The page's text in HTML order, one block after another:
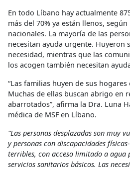
En todo Líbano hay actualmente
más del 70% ya están llenos,
nacionales. La mayoría de las
necesitan ayuda urgente. Huyeron
necesidad, mientras que las
los acogen también necesitan
“Las familias huyen de sus
Muchas de ellas buscan abrigo en
abarrotados”, afirma la Dra. Luna
médica de MSF en Líbano.
“Las personas desplazadas son muy
y personas con discapacidades
terribles, con acceso limitado a agua
servicios sanitarios básicos. Las